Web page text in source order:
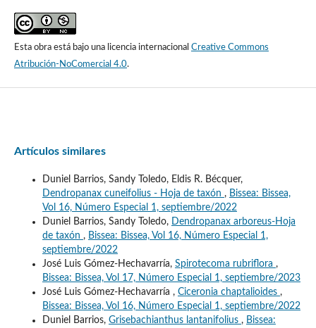
Esta obra está bajo una licencia internacional Creative Commons
Atribución-NoComercial 4.0.
Artículos similares
Duniel Barrios, Sandy Toledo, Eldis R. Bécquer,
Dendropanax cuneifolius - Hoja de taxón , Bissea: Bissea,
Vol 16, Número Especial 1, septiembre/2022
Duniel Barrios, Sandy Toledo,
Dendropanax arboreus-Hoja
de taxón , Bissea: Bissea, Vol 16, Número Especial 1,
septiembre/2022
José Luis Gómez-Hechavarría, Spirotecoma rubriflora ,
Bissea: Bissea, Vol 17, Número Especial 1, septiembre/2023
José Luis Gómez-Hechavarría , Ciceronia chaptalioides ,
Bissea: Bissea, Vol 16, Número Especial 1, septiembre/2022
Duniel Barrios, Grisebachianthus lantanifolius , Bissea: